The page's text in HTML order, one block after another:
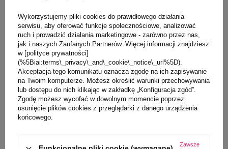
Więcej opcji
PROMOCJA PROMOCJA
Wykorzystujemy pliki cookies do prawidłowego działania
serwisu, aby oferować funkcje społecznościowe, analizować
ruch i prowadzić działania marketingowe - zarówno przez nas,
jak i naszych Zaufanych Partnerów. Więcej informacji znajdziesz
w [polityce prywatności]
(%5Biai:terms\_privacy\_and\_cookie\_notice\_url%5D).
Akceptacja tego komunikatu oznacza zgodę na ich zapisywanie
na Twoim komputerze. Możesz określić warunki przechowywania
lub dostępu do nich klikając w zakładkę „Konfiguracja zgód”.
Zgodę możesz wycofać w dowolnym momencie poprzez
usunięcie plików cookies z przeglądarki z danego urządzenia
końcowego.
Zawsze